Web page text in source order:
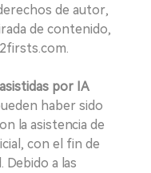
de autor,
de contenido,
por IA
haber sido
la asistencia de
con el fin de
Debido a las